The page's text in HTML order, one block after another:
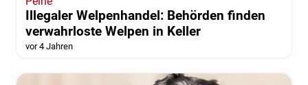
Illegaler Welpenhandel: Behörden finden
verwahrloste Welpen in Keller
vor 4 Jahren